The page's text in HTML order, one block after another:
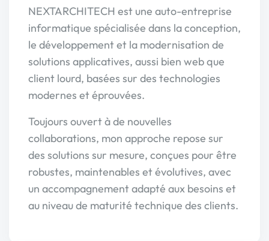
NEXTARCHITECH est une auto-entreprise
informatique spécialisée dans la conception,
le développement et la modernisation de
solutions applicatives, aussi bien web que
client lourd, basées sur des technologies
modernes et éprouvées.
Toujours ouvert à de nouvelles
collaborations, mon approche repose sur
des solutions sur mesure, conçues pour être
robustes, maintenables et évolutives, avec
un accompagnement adapté aux besoins et
au niveau de maturité technique des clients.